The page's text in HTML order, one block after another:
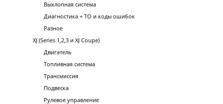
Выхлопная система
Диагностика + ТО и коды ошибок
Разное
XJ (Series 1,2,3 и XJ Coupe)
Двигатель
Топливная система
Трансмиссия
Подвеска
Рулевое управление